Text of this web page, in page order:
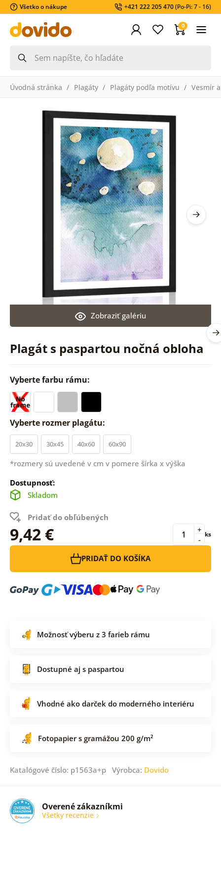
Všetko o nákupe +421 222 205 470(Po-Pi: 7 - 16)
0
Úvodná stránka Plagáty Plagáty podľa motívu Vesmír
Plagát s paspartou nočná obloha
Zobraziť galériu
Vyberte farbu rámu:
Vyberte rozmer plagátu:
20x30 30x45 40x60 60x90
*rozmery sú uvedené v cm v pomere šírka x výška
Dostupnosť:
Skladom
Pridať do obľúbených
9,42 € -
+ ks
PRIDAŤ DO KOŠÍKA
Možnosť výberu z 3 farieb rámu
Dostupné aj s paspartou
Vhodné ako darček do moderného interiéru
Fotopapier s gramážou 200 g/m²
Katalógové číslo: p1563a+p Výrobca: Dovido
Overené zákazníkmi
Všetky recenzie